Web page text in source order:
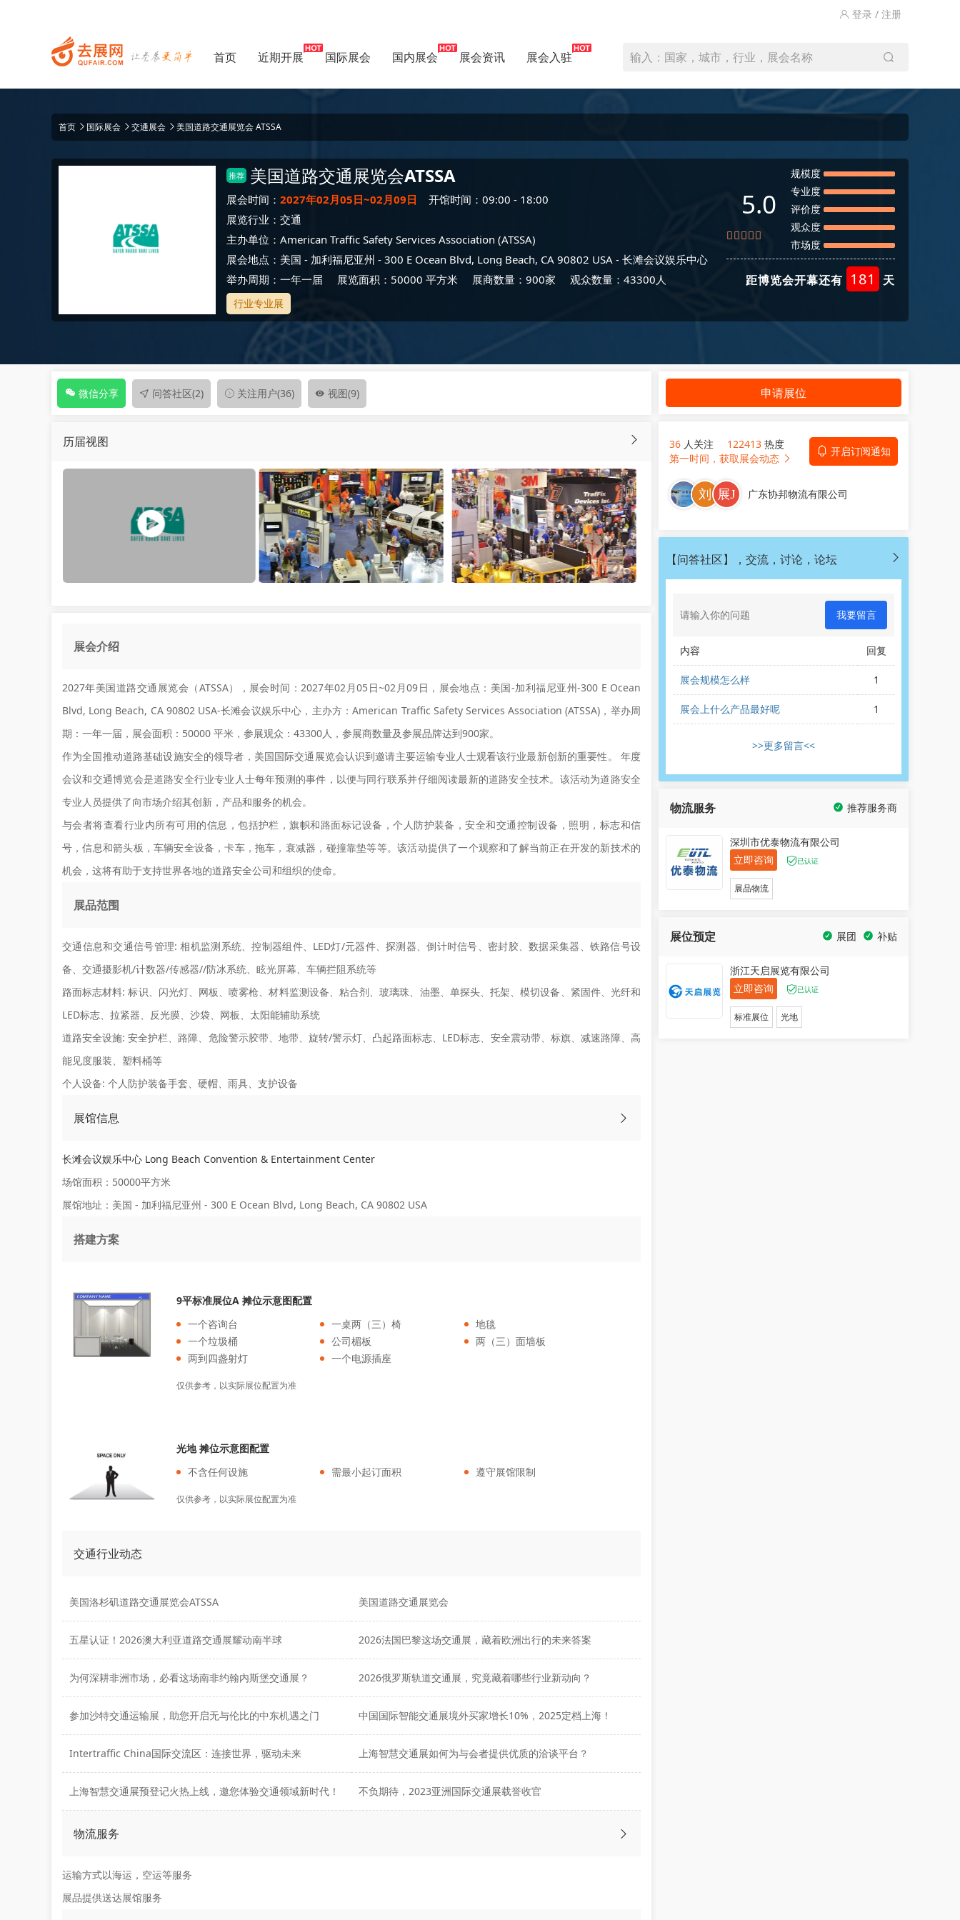
登录 / 注册
首页 近期开展 国际展会 国内展会 展会资讯 展会入驻 输入：国家，城市，行业，展会名称
首页 国际展会 交通展会 美国道路交通展览会 ATSSA
推荐 美国道路交通展览会ATSSA
展会时间： 2027年02月05日~02月09日
开馆时间：09:00 - 18:00
展览行业： 交通
主办单位： American Traffic Safety Services Association (ATSSA)
展会地点： 美国 - 加利福尼亚州 - 300 E Ocean Blvd, Long Beach, CA 90802 USA - 长滩会议娱乐中心
举办周期：一年一届
展览面积：50000 平方米 展商数量：900家 观众数量：43300人
行业专业展
5.0
规模度
专业度
评价度
观众度
市场度
距博览会开幕还有 181 天
微信分享 问答社区(2) 关注用户(36) 视图(9)
历届视图
展会介绍
2027年美国道路交通展览会（ATSSA），展会时间：2027年02月05日~02月09日，展会地点：美国-加利福尼亚州-300 E Ocean
Blvd, Long Beach, CA 90802 USA-长滩会议娱乐中心，主办方：American Traffic Safety Services Association (ATSSA)，举办周
期：一年一届，展会面积：50000 平米，参展观众：43300人，参展商数量及参展品牌达到900家。
作为全国推动道路基础设施安全的领导者，美国国际交通展览会认识到邀请主要运输专业人士观看该行业最新创新的重要性。 年度
会议和交通博览会是道路安全行业专业人士每年预测的事件，以便与同行联系并仔细阅读最新的道路安全技术。该活动为道路安全
专业人员提供了向市场介绍其创新，产品和服务的机会。
与会者将查看行业内所有可用的信息，包括护栏，旗帜和路面标记设备，个人防护装备，安全和交通控制设备，照明，标志和信
号，信息和箭头板，车辆安全设备，卡车，拖车，衰减器，碰撞靠垫等等。该活动提供了一个观察和了解当前正在开发的新技术的
机会，这将有助于支持世界各地的道路安全公司和组织的使命。
展品范围
交通信息和交通信号管理: 相机监测系统、控制器组件、LED灯/元器件、探测器、倒计时信号、密封胶、数据采集器、铁路信号设
备、交通摄影机/计数器/传感器//防冰系统、眩光屏幕、车辆拦阻系统等
路面标志材料: 标识、闪光灯、网板、喷雾枪、材料监测设备、粘合剂、玻璃珠、油墨、单探头、托架、模切设备、紧固件、光纤和
LED标志、拉紧器、反光膜、沙袋、网板、太阳能辅助系统
道路安全设施: 安全护栏、路障、危险警示胶带、地带、旋转/警示灯、凸起路面标志、LED标志、安全震动带、标旗、减速路障、高
能见度服装、塑料桶等
个人设备: 个人防护装备手套、硬帽、雨具、支护设备
展馆信息
长滩会议娱乐中心 Long Beach Convention & Entertainment Center
场馆面积：50000平方米
展馆地址：美国 - 加利福尼亚州 - 300 E Ocean Blvd, Long Beach, CA 90802 USA
搭建方案
9平标准展位A 摊位示意图配置
一个咨询台
一桌两（三）椅
地毯
一个垃圾桶
公司楣板
两（三）面墙板
两到四盏射灯
一个电源插座
仅供参考，以实际展位配置为准
光地 摊位示意图配置
不含任何设施
需最小起订面积 遵守展馆限制
仅供参考，以实际展位配置为准
交通行业动态
美国洛杉矶道路交通展览会ATSSA 美国道路交通展览会
五星认证！2026澳大利亚道路交通展耀动南半球 2026法国巴黎这场交通展，藏着欧洲出行的未来答案
为何深耕非洲市场，必看这场南非约翰内斯堡交通展？ 2026俄罗斯轨道交通展，究竟藏着哪些行业新动向？
参加沙特交通运输展，助您开启无与伦比的中东机遇之门 中国国际智能交通展境外买家增长10%，2025定档上海！
Intertraffic China国际交流区：连接世界，驱动未来 上海智慧交通展如何为与会者提供优质的洽谈平台？
上海智慧交通展预登记火热上线，邀您体验交通领域新时代！ 不负期待，2023亚洲国际交通展载誉收官
物流服务
运输方式以海运，空运等服务
展品提供送达展馆服务
申请展位
36 人关注 122413 热度
开启订阅通知
第一时间，获取展会动态
广东协邦物流有限公司
【问答社区】，交流，讨论，论坛
我要留言
内容 回复
展会规模怎么样 1
展会上什么产品最好呢 1
>>更多留言<<
物流服务 推荐服务商
深圳市优泰物流有限公司
立即咨询
已认证
展品物流
展位预定 补贴
展团
浙江天启展览有限公司
立即咨询
已认证
标准展位 光地